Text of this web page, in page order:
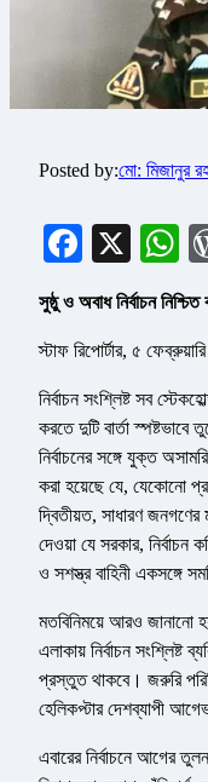
Posted by:মো: মিজানুর
X
সুষ্ঠু ও অবাধ নির্বাচন
স্টাফ রিপোর্টার, ৫
নির্বাচন সংশ্লিষ্ট সব
করতে দুটি বার্তা স্পষ্টভাবে
নির্বাচনের সঙ্গে যুক্ত
করা হয়েছে যে, যেকোনো
দ্বিতীয়ত, সাধারণ জনগণের
দেওয়া যে সরকার, নির্বাচন
ও সশস্ত্র বাহিনী একসঙ্গে
মতবিনিময়ে আরও জানানো
এলাকায় নির্বাচন সংশ্লিষ্ট
প্রস্তুত থাকবে। জরুরি
হেলিকপ্টার দেশব্যাপী
এবারের নির্বাচনে আগের